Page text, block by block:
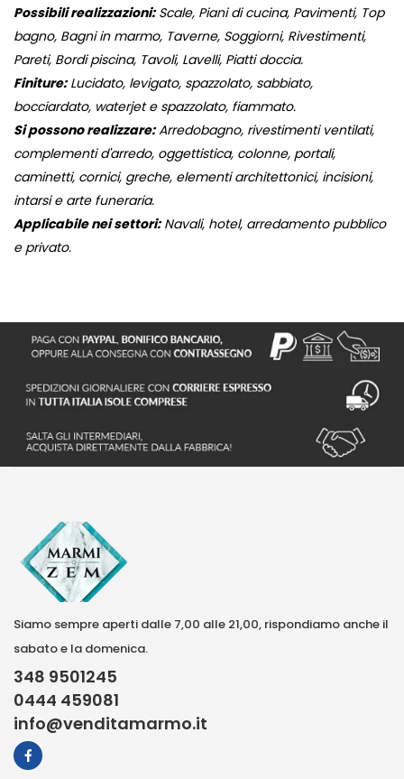
Possibili realizzazioni:Scale, Piani di cucina, Pavimenti, Top
bagno, Bagni in marmo, Taverne, Soggiorni, Rivestimenti,
Pareti, Bordi piscina, Tavoli, Lavelli, Piatti doccia.
Finiture:Lucidato, levigato, spazzolato, sabbiato,
bocciardato, waterjet e spazzolato, fiammato.
Si possono realizzare:Arredobagno, rivestimenti ventilati,
complementi d'arredo, oggettistica, colonne, portali,
caminetti, cornici, greche, elementi architettonici, incisioni,
intarsi e arte funeraria.
Applicabile nei settori:Navali, hotel, arredamento pubblico
e privato.
Siamo sempre aperti dalle 7,00 alle 21,00, rispondiamo anche il
sabato e la domenica.
348 9501245
0444 459081
info@venditamarmo.it